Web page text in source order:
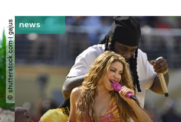
© shutterstock.com | gajus